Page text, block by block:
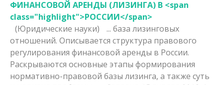
ФИНАНСОВОЙ АРЕНДЫ (ЛИЗИНГА) В <span
class="highlight">РОССИИ</span>
(Юридические науки)
... база лизинговых
отношений. Описывается структура правового
регулирования финансовой аренды в России.
Раскрываются основные этапы формирования
нормативно-правовой базы лизинга, а также суть